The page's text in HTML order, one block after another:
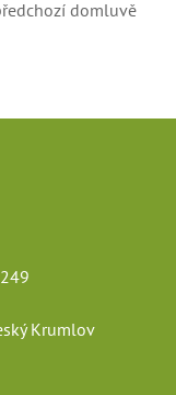
domluvě
Krumlov